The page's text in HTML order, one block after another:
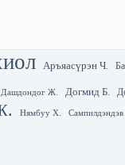
Аръяасүрэн Ч.
Дашдондог Ж. Догмид Б.
Нямбуу Х. Сампилдэндэв